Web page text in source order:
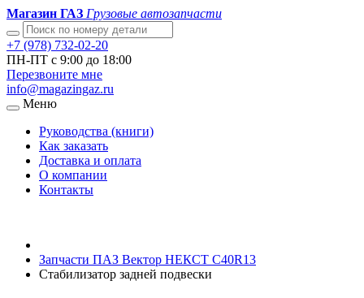
Магазин ГАЗ Грузовые автозапчасти
+7 (978) 732-02-20
ПН-ПТ с 9:00 до 18:00
Перезвоните мне
info@magazingaz.ru
Меню
Руководства (книги)
Как заказать
Доставка и оплата
О компании
Контакты
Запчасти ПАЗ Вектор НЕКСТ С40R13
Стабилизатор задней подвески